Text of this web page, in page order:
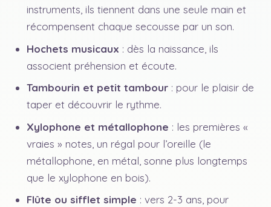
instruments, ils tiennent dans une seule main et
récompensent chaque secousse par un son.
Hochets musicaux : dès la naissance, ils
associent préhension et écoute.
Tambourin et petit tambour : pour le plaisir de
taper et découvrir le rythme.
Xylophone et métallophone : les premières «
vraies » notes, un régal pour l’oreille (le
métallophone, en métal, sonne plus longtemps
que le xylophone en bois).
Flûte ou sifflet simple : vers 2-3 ans, pour